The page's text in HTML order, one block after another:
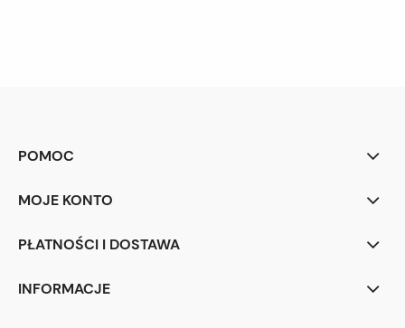
POMOC
MOJE KONTO
PŁATNOŚCI I DOSTAWA
INFORMACJE